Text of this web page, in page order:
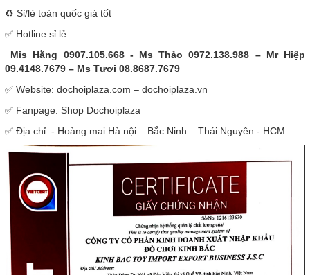
♻️ Sỉ/lẻ toàn quốc giá tốt
✅ Hotline sỉ lẻ:
Mis Hằng 0907.105.668 - Ms Thảo 0972.138.988 – Mr Hiệp
09.4148.7679 – Ms Tươi 08.8687.7679
✅ Website: dochoiplaza.com – dochoiplaza.vn
✅ Fanpage: Shop Dochoiplaza
✅ Địa chỉ: - Hoàng mai Hà nội – Bắc Ninh – Thái Nguyên - HCM